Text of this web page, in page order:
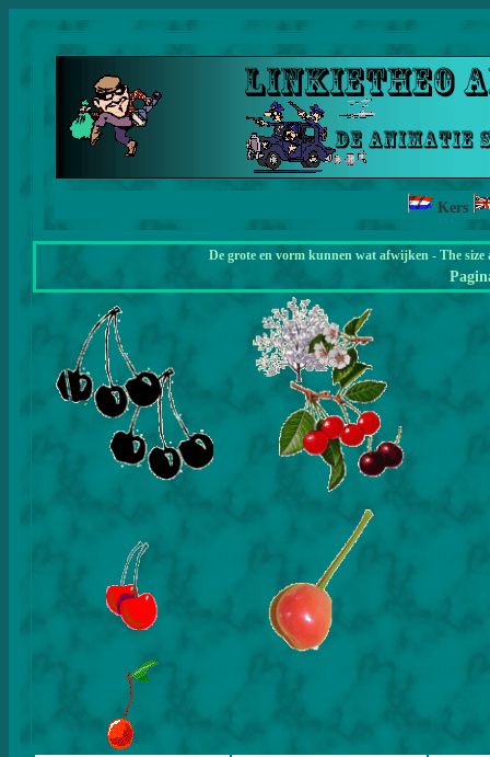
Kers
De grote en vorm kunnen wat afwijken - The